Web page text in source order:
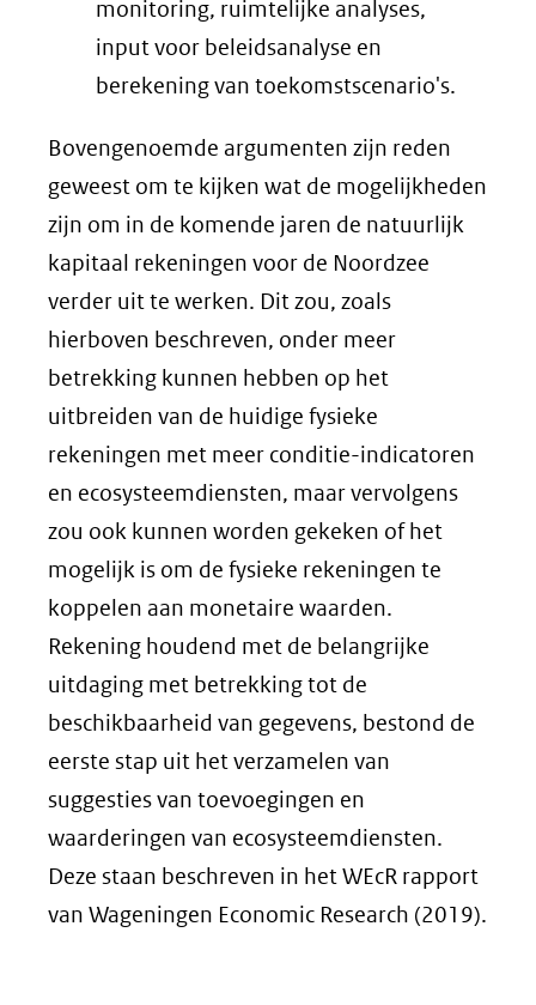
monitoring, ruimtelijke analyses,
input voor beleidsanalyse en
berekening van toekomstscenario's.
Bovengenoemde argumenten zijn reden
geweest om te kijken wat de mogelijkheden
zijn om in de komende jaren de natuurlijk
kapitaal rekeningen voor de Noordzee
verder uit te werken. Dit zou, zoals
hierboven beschreven, onder meer
betrekking kunnen hebben op het
uitbreiden van de huidige fysieke
rekeningen met meer conditie-indicatoren
en ecosysteemdiensten, maar vervolgens
zou ook kunnen worden gekeken of het
mogelijk is om de fysieke rekeningen te
koppelen aan monetaire waarden.
Rekening houdend met de belangrijke
uitdaging met betrekking tot de
beschikbaarheid van gegevens, bestond de
eerste stap uit het verzamelen van
suggesties van toevoegingen en
waarderingen van ecosysteemdiensten.
Deze staan beschreven in het WEcR rapport
van Wageningen Economic Research (2019).